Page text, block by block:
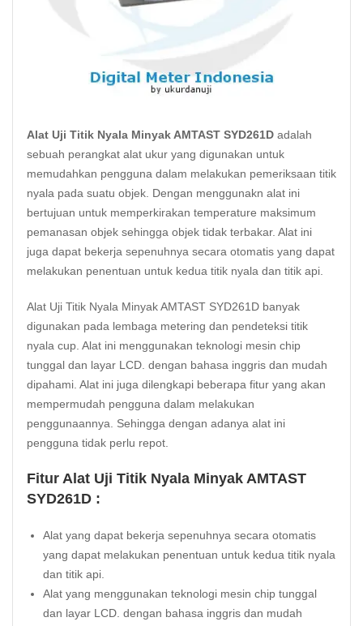
Alat Uji Titik Nyala Minyak AMTAST SYD261D adalah
sebuah perangkat alat ukur yang digunakan untuk
memudahkan pengguna dalam melakukan pemeriksaan titik
nyala pada suatu objek. Dengan menggunakn alat ini
bertujuan untuk memperkirakan temperature maksimum
pemanasan objek sehingga objek tidak terbakar. Alat ini
juga dapat bekerja sepenuhnya secara otomatis yang dapat
melakukan penentuan untuk kedua titik nyala dan titik api.
Alat Uji Titik Nyala Minyak AMTAST SYD261D banyak
digunakan pada lembaga metering dan pendeteksi titik
nyala cup. Alat ini menggunakan teknologi mesin chip
tunggal dan layar LCD. dengan bahasa inggris dan mudah
dipahami. Alat ini juga dilengkapi beberapa fitur yang akan
mempermudah pengguna dalam melakukan
penggunaannya. Sehingga dengan adanya alat ini
pengguna tidak perlu repot.
Fitur Alat Uji Titik Nyala Minyak AMTAST
SYD261D :
Alat yang dapat bekerja sepenuhnya secara otomatis
yang dapat melakukan penentuan untuk kedua titik nyala
dan titik api.
Alat yang menggunakan teknologi mesin chip tunggal
dan layar LCD. dengan bahasa inggris dan mudah